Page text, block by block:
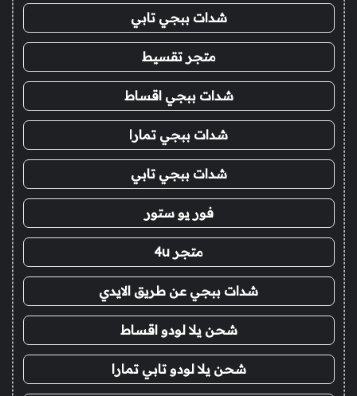
شدات ببجي تابي
متجر تقسيط
شدات ببجي اقساط
شدات ببجي تمارا
شدات ببجي تابي
فور يو ستور
متجر 4u
شدات ببجي عن طريق الايدي
شحن يلا لودو اقساط
شحن يلا لودو تابي تمارا